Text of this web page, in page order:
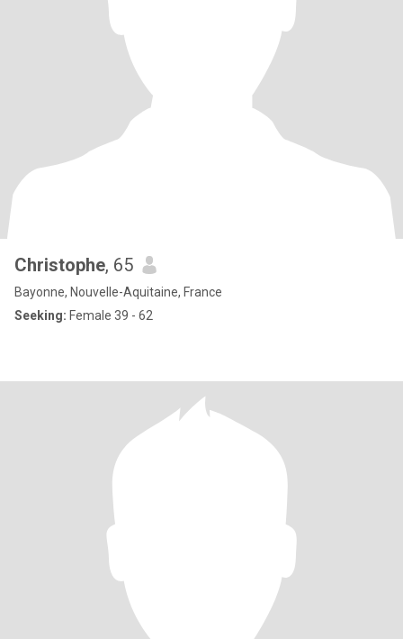
Christophe, 65
Bayonne, Nouvelle-Aquitaine, France
Seeking: Female 39 - 62